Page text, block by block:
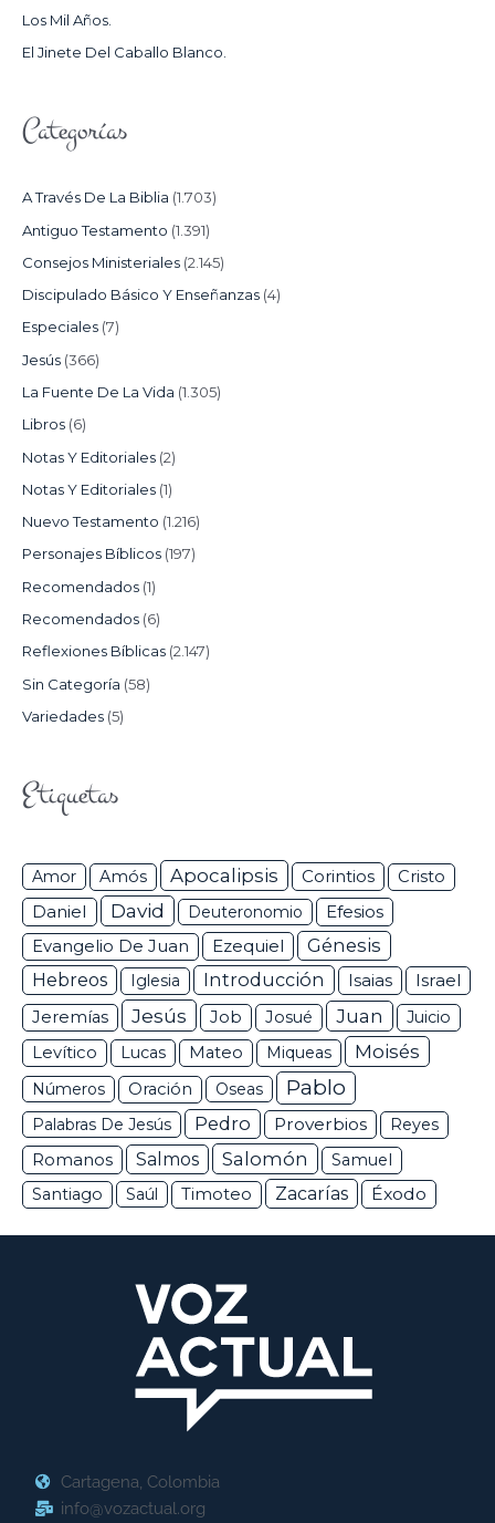
:Los Mil Años.
El Jinete Del Caballo Blanco.
Categorías
A Través De La Biblia (1.703)
Antiguo Testamento (1.391)
Consejos Ministeriales (2.145)
Discipulado Básico Y Enseñanzas (4)
Especiales (7)
Jesús (366)
La Fuente De La Vida (1.305)
Libros (6)
Notas Y Editoriales (2)
Notas Y Editoriales (1)
Nuevo Testamento (1.216)
Personajes Bíblicos (197)
Recomendados (1)
Recomendados (6)
Reflexiones Bíblicas (2.147)
Sin Categoría (58)
Variedades (5)
Etiquetas
Amor Amós Apocalipsis Corintios Cristo
Daniel David Deuteronomio Efesios
Evangelio De Juan Ezequiel
Génesis
Hebreos
Iglesia Introducción Isaias Israel
Jeremías Jesús Job Josué Juan
Juicio
Levítico
Lucas Mateo Miqueas Moisés
Números Oración Oseas Pablo
Palabras De Jesús Pedro Proverbios Reyes
Romanos Salmos Salomón
Samuel
Santiago
Saúl Timoteo Zacarías Éxodo
Cartagena, Colombia
info@vozactual.org